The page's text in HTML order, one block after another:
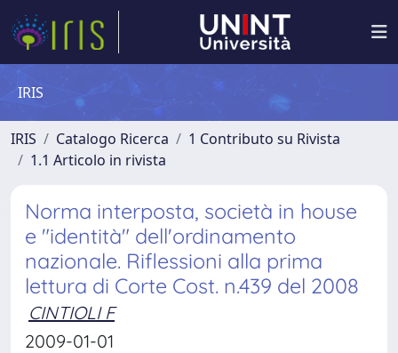
IRIS
IRIS Catalogo Ricerca
1 Contributo su Rivista
1.1 Articolo in rivista
Norma interposta, società in house
e "identità" dell'ordinamento
nazionale. Riflessioni alla prima
lettura di Corte Cost. n.439 del 2008
CINTIOLI F
2009-01-01